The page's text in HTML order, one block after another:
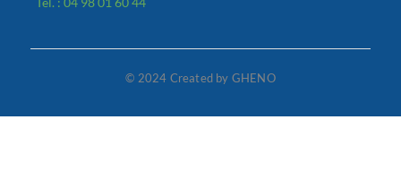
© 2024 Created by GHENO